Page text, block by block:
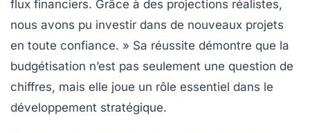
flux financiers. Grâce à des projections réalistes,
nous avons pu investir dans de nouveaux projets
en toute confiance. » Sa réussite démontre que la
budgétisation n’est pas seulement une question de
chiffres, mais elle joue un rôle essentiel dans le
développement stratégique.